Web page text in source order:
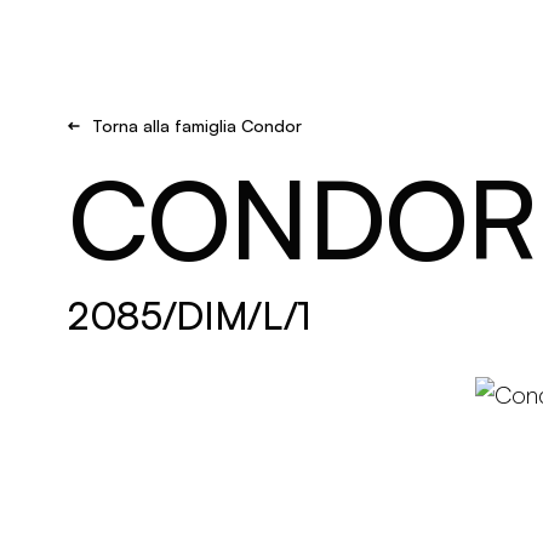
Torna alla famiglia Condor
CONDOR
2085/DIM/L/1